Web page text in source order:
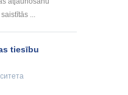
...
tiesību